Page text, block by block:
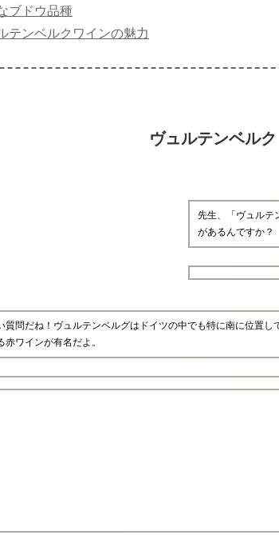
ブドウ品種
テンベルクワインの魅力
ヴュルテンベル
先生、「ヴュルテ
があるんですか？
質問だね！ヴュルテンベルグはドイツの中でも特に南に位置
赤ワインが有名だよ。